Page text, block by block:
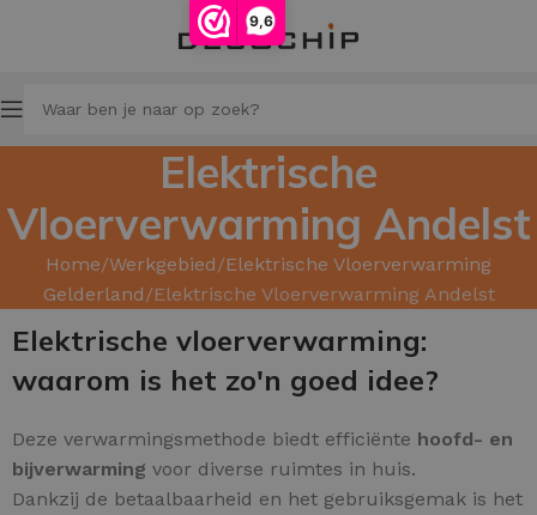
9,6
Elektrische
Vloerverwarming Andelst
Home Werkgebied Elektrische Vloerverwarming
Gelderland Elektrische Vloerverwarming Andelst
Elektrische vloerverwarming:
waarom is het zo'n goed idee?
Deze verwarmingsmethode biedt efficiënte hoofd- en
bijverwarming voor diverse ruimtes in huis.
Dankzij de betaalbaarheid en het gebruiksgemak is het